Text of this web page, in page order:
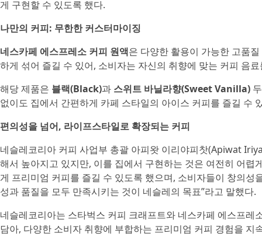
게 구현할 수 있도록 했다.
나만의 커피: 무한한 커스터마이징
네스카페 에스프레소 커피 원액은 다양한 활용이 가능한 고품
하게 섞어 즐길 수 있어, 소비자는 자신의 취향에 맞는 커피 음
해당 제품은 블랙(Black)과 스위트 바닐라향(Sweet Vanilla)
없이도 집에서 간편하게 카페 스타일의 아이스 커피를 즐길 수
편의성을 넘어, 라이프스타일로 확장되는 커피
네슬레코리아 커피 사업부 총괄 아피왓 이리야피찻(Apiwat
해서 높아지고 있지만, 이를 집에서 구현하는 것은 여전히 어렵
게 프리미엄 커피를 즐길 수 있도록 했으며, 소비자들이 창의
성과 품질을 모두 만족시키는 것이 네슬레의 목표”라고 말했다.
네슬레코리아는 스타벅스 커피 크래프트와 네스카페 에스프
담아, 다양한 소비자 취향에 부합하는 프리미엄 커피 경험을 지